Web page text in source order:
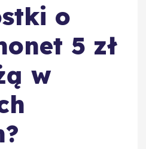
o
5 zł
w